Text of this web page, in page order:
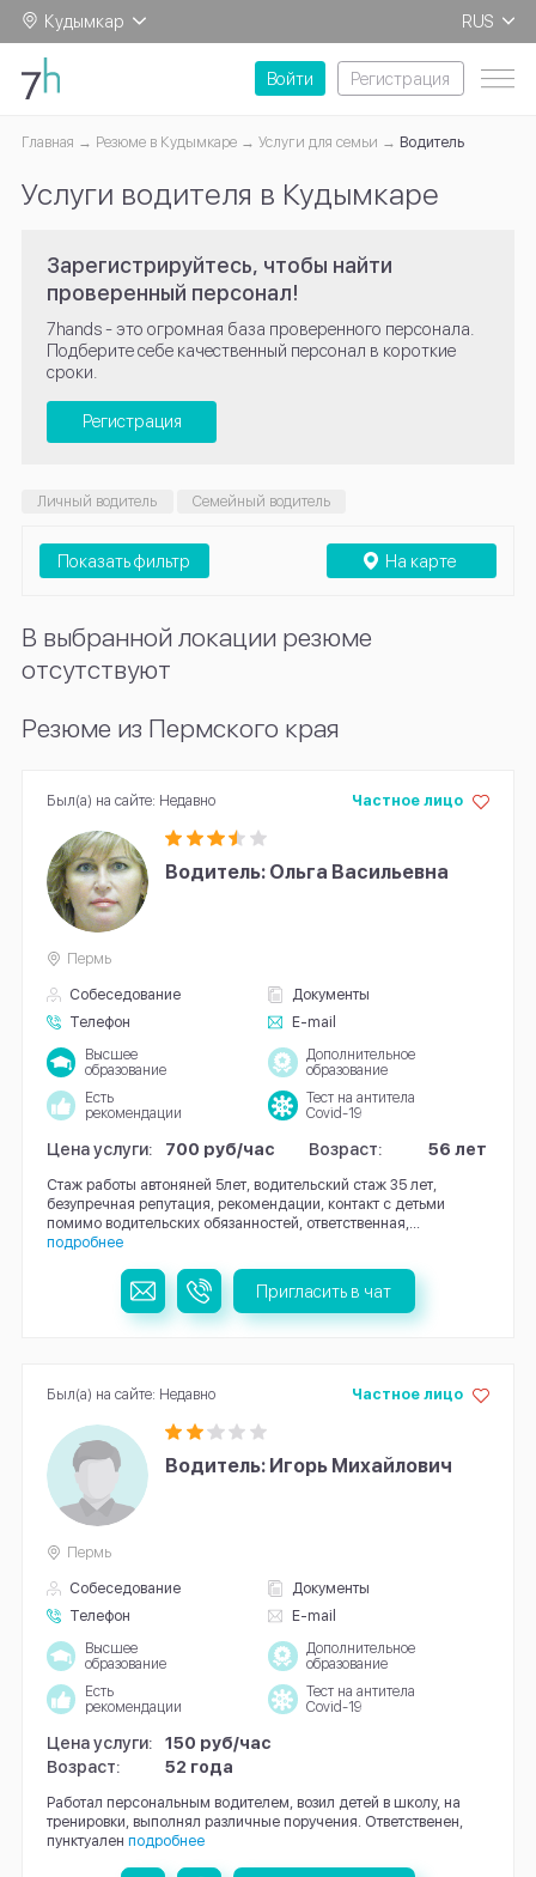
Кудымкар
RUS
EN
Войти
Регистрация
Главная Резюме в Кудымкаре Услуги для семьи Водитель
Услуги водителя в Кудымкаре
Зарегистрируйтесь, чтобы найти
проверенный персонал!
7hands - это огромная база проверенного персонала.
Подберите себе качественный персонал в короткие
сроки.
Регистрация
Личный водитель Семейный водитель
На карте
Показать фильтр
В выбранной локации резюме
отсутствуют
Резюме из Пермского края
Водитель: Ольга Васильевна
Собеседование
Документы
Телефон
E-mail
Частное лицо
Пермь
Высшее
образование
Дополнительное
образование
Есть
рекомендации
Тест на антитела
Covid-19
Цена услуги: 700 руб/час Возраст: 56 лет
Стаж работы автоняней 5лет, водительский стаж 35 лет,
безупречная репутация, рекомендации, контакт с детьми
помимо водительских обязанностей, ответственная,...
подробнее
Был(а) на сайте: Недавно
Пригласить в чат
Водитель: Игорь Михайлович
Собеседование
Документы
Телефон
E-mail
Частное лицо
Пермь
Высшее
образование
Дополнительное
образование
Есть
рекомендации
Тест на антитела
Covid-19
Цена услуги:
150 руб/час
Возраст:
52 года
Работал персональным водителем, возил детей в школу, на
тренировки, выполнял различные поручения. Ответственен,
пунктуален подробнее
Был(а) на сайте: Недавно